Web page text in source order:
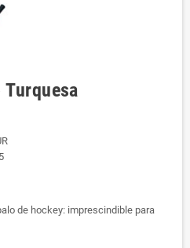
de hockey: imprescindible para